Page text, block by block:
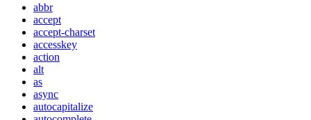
abbr
accept
accept-charset
accesskey
action
alt
as
async
autocapitalize